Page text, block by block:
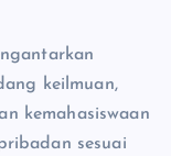
keilmuan,
kemahasiswaan
sesuai